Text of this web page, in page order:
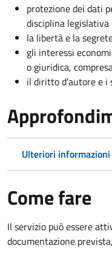
protezione dei dati
disciplina
la libertà e la
gli interessi
o giuridica,
il diritto d’autore e
Ulteriori informazioni
Come fare
Il servizio può essere
documentazione